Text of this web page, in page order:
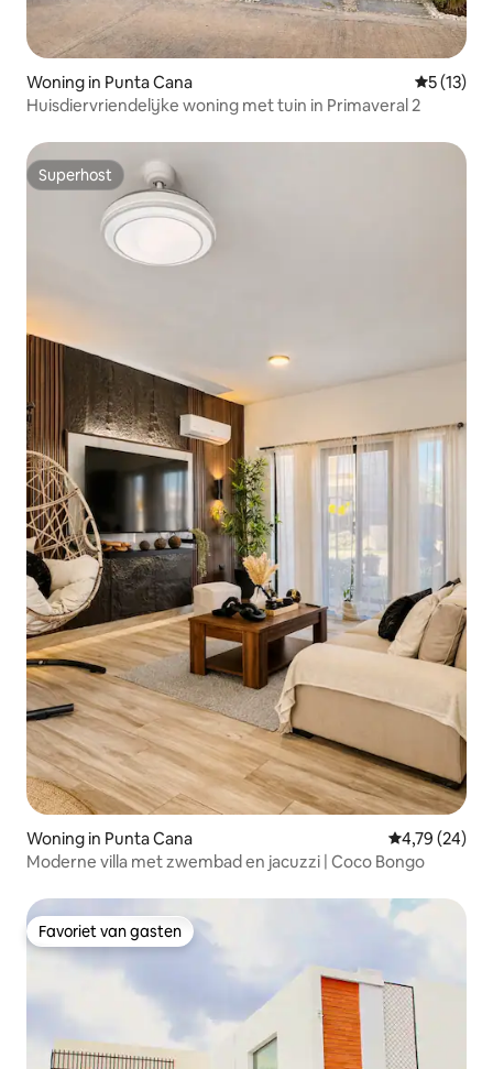
Woning in Punta Cana
5 (13)
Huisdiervriendelijke woning met tuin in Primaveral 2
Superhost
Superhost
Woning in Punta Cana Gemiddelde
4,79 (24)
Moderne villa met zwembad en jacuzzi | Coco Bongo
Favoriet van gasten
Favoriet van gasten